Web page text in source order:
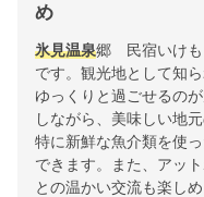
め
氷見温泉郷 民宿いけも
です。観光地として知
ゆっくりと過ごせるの
しながら、美味しい地
特に新鮮な魚介類を使
できます。また、アッ
との温かい交流も楽し